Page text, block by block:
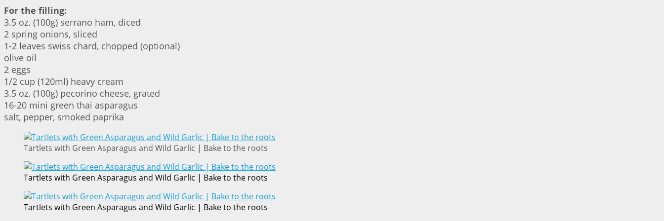
For the filling:
3.5 oz. (100g) serrano ham, diced
2 spring onions, sliced
1-2 leaves swiss chard, chopped (optional)
olive oil
2 eggs
1/2 cup (120ml) heavy cream
3.5 oz. (100g) pecorino cheese, grated
16-20 mini green thai asparagus
salt, pepper, smoked paprika
Tartlets with Green Asparagus and Wild Garlic | Bake to the roots
Tartlets with Green Asparagus and Wild Garlic | Bake to the roots
Tartlets with Green Asparagus and Wild Garlic | Bake to the roots